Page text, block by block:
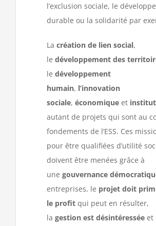
l’exclusion sociale, le
durable ou la solidarité par
La création de lien social,
le développement des
le développement
humain, l’innovation
sociale, économique et
autant de projets qui sont au
fondements de l’ESS. Ces
pour être qualifiées d’utilité
doivent être menées grâce à
une gouvernance
entreprises, le projet doit
le profitqui peut en résulter,
la gestion est désintéresséeet